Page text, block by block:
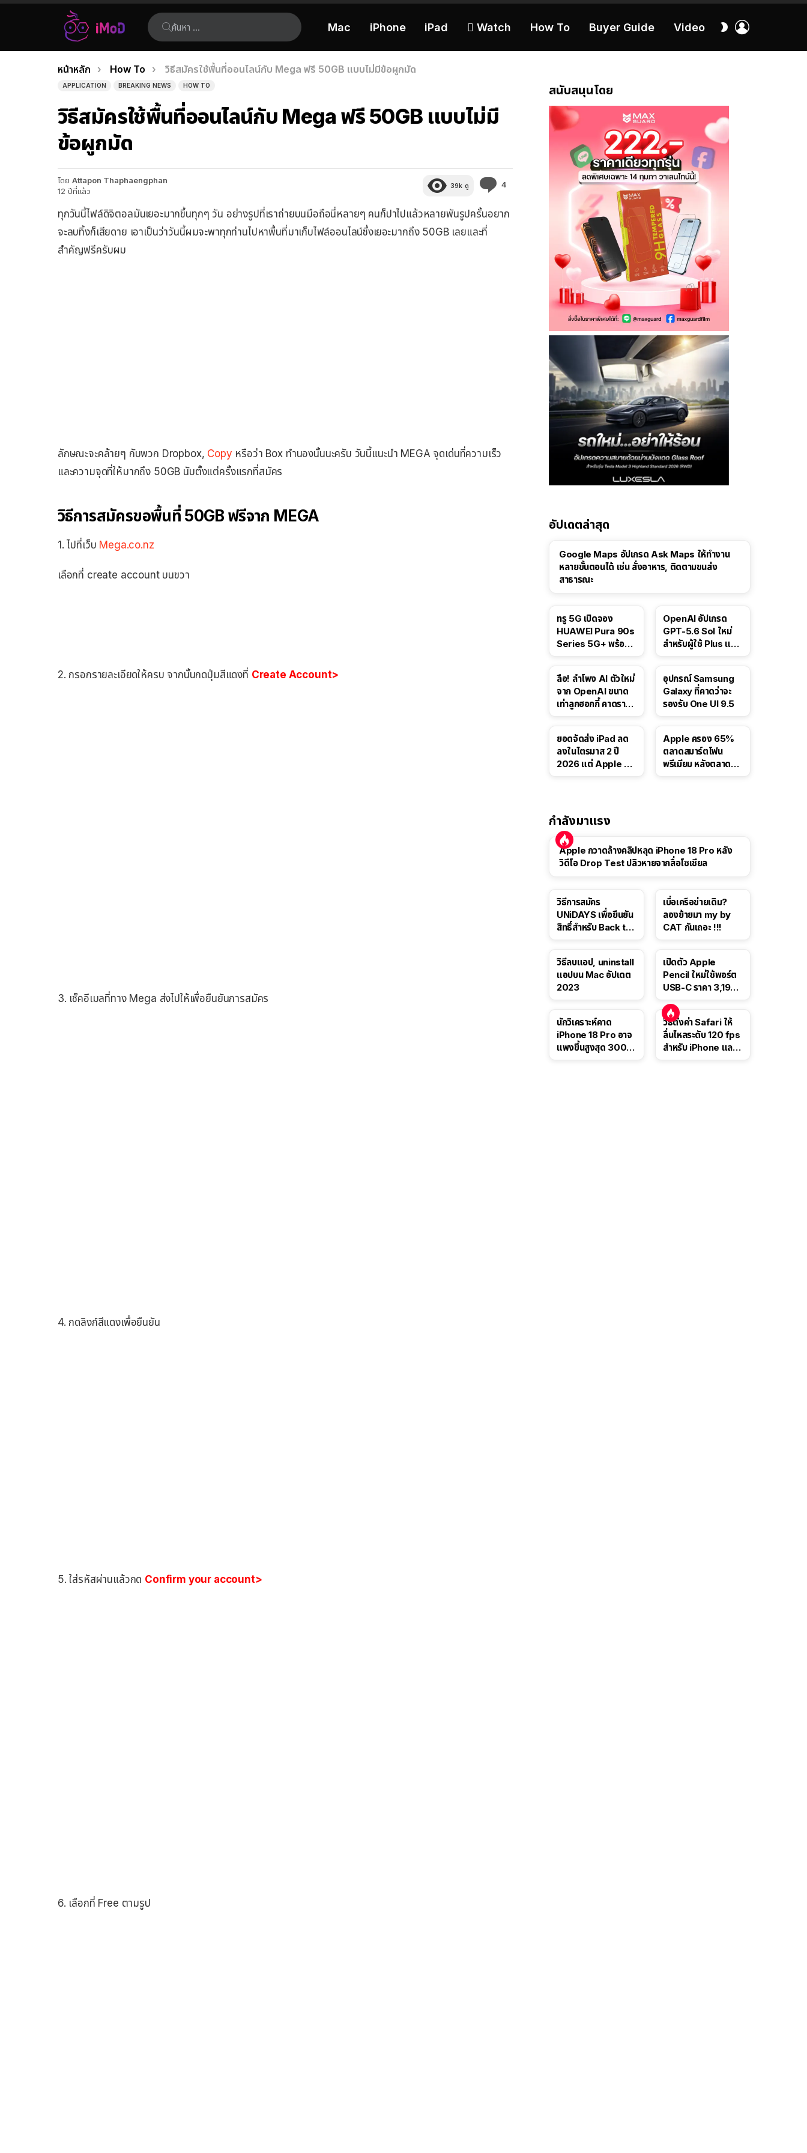
ค้นหา:
Mac iPhone iPad  Watch How To Buyer Guide Video
สลับ
เรื่อง
ล่าสุด
คุณอยู่ที่นี่:
หน้าหลัก How To วิธีสมัครใช้พื้นที่ออนไลน์กับ Mega ฟรี 50GB แบบไม่มีข้อผูกมัด
APPLICATION BREAKING NEWS HOW TO
วิธีสมัครใช้พื้นที่ออนไลน์กับ Mega ฟรี 50GB แบบไม่มี
ข้อผูกมัด
โดย Attapon Thaphaengphan
12 ปีที่แล้ว
39k ดู 4
ทุกวันนี้ไฟล์ดิจิตอลมันเยอะมากขึ้นทุกๆ วัน อย่างรูปที่เราถ่ายบนมือถือนี่หลายๆ คนก็ปาไปแล้วหลายพันรูปครั้นอยาก
จะลบทิ้งก็เสียดาย เอาเป็นว่าวันนี้ผมจะพาทุกท่านไปหาพื้นที่มาเก็บไฟล์ออนไลน์ซึ่งเยอะมากถึง 50GB เลยและที่
สำคัญฟรีครับผม
ลักษณะจะคล้ายๆ กับพวก Dropbox, Copy หรือว่า Box ทำนองนั้นนะครับ วันนี้แนะนำ MEGA จุดเด่นที่ความเร็ว
และความจุดที่ให้มากถึง 50GB นับตั้งแต่ครั้งแรกที่สมัคร
วิธีการสมัครขอพื้นที่ 50GB ฟรีจาก MEGA
1. ไปที่เว็บ Mega.co.nz
เลือกที่ create account บนขวา
2. กรอกรายละเอียดให้ครบ จากนั้นกดปุ่มสีแดงที่ Create Account>
3. เช็คอีเมลที่ทาง Mega ส่งไปให้เพื่อยืนยันการสมัคร
4. กดลิงก์สีแดงเพื่อยืนยัน
5. ใส่รหัสผ่านแล้วกด Confirm your account>
6. เลือกที่ Free ตามรูป
สนับสนุนโดย
อัปเดตล่าสุด
Google Maps อัปเกรด Ask Maps ให้ทำงาน
หลายขั้นตอนได้ เช่น สั่งอาหาร, ติดตามขนส่ง
สาธารณะ
ทรู 5G เปิดจอง
HUAWEI Pura 90s
Series 5G+ พร้อม
OpenAI อัปเกรด
GPT-5.6 Sol ใหม่
สำหรับผู้ใช้ Plus และ
ลือ! ลำโพง AI ตัวใหม่
จาก OpenAI ขนาด
เท่าลูกฮอกกี้ คาดราคา
อุปกรณ์ Samsung
Galaxy ที่คาดว่าจะ
รองรับ One UI 9.5
ยอดจัดส่ง iPad ลด
ลงในไตรมาส 2 ปี
2026 แต่ Apple ยัง
Apple ครอง 65%
ตลาดสมาร์ตโฟน
พรีเมียม หลังตลาดทำ
กำลังมาแรง
Apple กวาดล้างคลิปหลุด iPhone 18 Pro หลัง
วิดีโอ Drop Test ปลิวหายจากสื่อโซเชียล
วิธีการสมัคร
UNiDAYS เพื่อยืนยัน
สิทธิ์สำหรับ Back to
เบื่อเครือข่ายเดิม?
ลองย้ายมา my by
CAT กันเถอะ !!!
วิธีลบแอป, uninstall
แอปบน Mac อัปเดต
2023
เปิดตัว Apple
Pencil ใหม่ใช้พอร์ต
USB-C ราคา 3,190
นี้
นักวิเคราะห์คาด
iPhone 18 Pro อาจ
แพงขึ้นสูงสุด 300
วิธีตั้งค่า Safari ให้
ลื่นไหลระดับ 120 fps
สำหรับ iPhone และ